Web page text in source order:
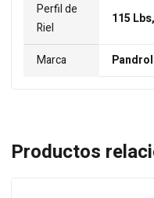
Perfil de
Riel
115
Marca Pandrol
Productos